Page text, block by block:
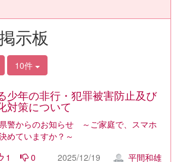
示板
10件
少年の非行・犯罪被害防止及び
対策について
警からのお知らせ ～ご家庭で、スマホ
めていますか？～
1 0 2025/12/19 平間和雄